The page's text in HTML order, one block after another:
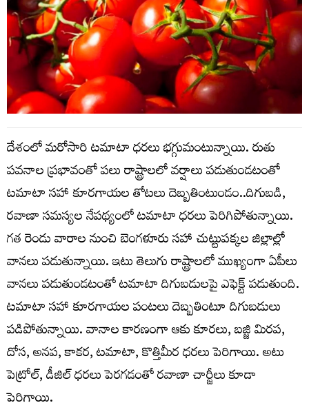
దేశంలో మరోసారి టమాటా ధరలు భగ్గుమంటున్నాయి. రుతు
పవనాల ప్రభావంతో పలు రాష్ట్రాలలో వర్షాలు పడుతుండటంతో
టమాటా సహా కూరగాయల తోటలు దెబ్బతింటుండం..దిగుబడి,
రవాణా సమస్యల నేపథ్యంలో టమాటా ధరలు పెరిగిపోతున్నాయి.
గత రెండు వారాల నుంచి బెంగళూరు సహా చుట్టుపక్కల జిల్లాల్లో
వానలు పడుతున్నాయి. ఇటు తెలుగు రాష్ట్రాలలో ముఖ్యంగా ఏపీలు
వానలు పడుతుండటంతో టమాటా దిగుబడులపై ఎఫెక్ట్ పడుతుంది.
టమాటా సహా కూరగాయల పంటలు దెబ్బతింటూ దిగుబడులు
పడిపోతున్నాయి. వానాల కారణంగా ఆకు కూరలు, బజ్జి మిరప,
దోస, అనప, కాకర, టమాటా, కొత్తిమీర ధరలు పెరిగాయి. అటు
పెట్రోల్, డీజిల్‌ ధరలు పెరగడంతో రవాణా చార్జీలు కూడా
పెరిగాయి.